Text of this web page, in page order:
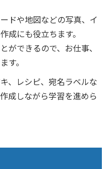
ドや地図などの写真、イ
成にも役立ちます。
ができるので、お仕事、
す。
、レシピ、宛名ラベルな
成しながら学習を進めら